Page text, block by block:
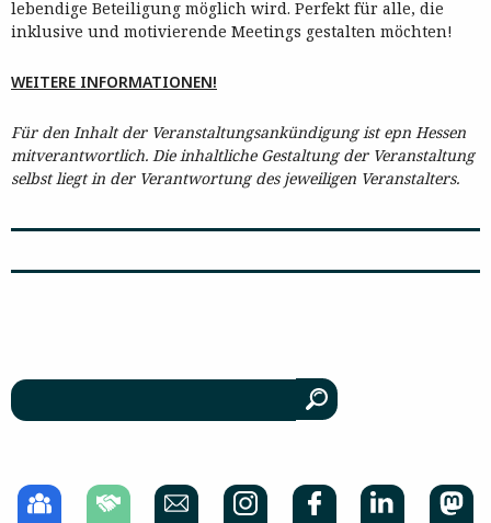
lebendige Beteiligung möglich wird. Perfekt für alle, die
inklusive und motivierende Meetings gestalten möchten!
WEITERE INFORMATIONEN!
Für den Inhalt der Veranstaltungsankündigung ist epn Hessen
mitverantwortlich. Die inhaltliche Gestaltung der Veranstaltung
selbst liegt in der Verantwortung des jeweiligen Veranstalters.